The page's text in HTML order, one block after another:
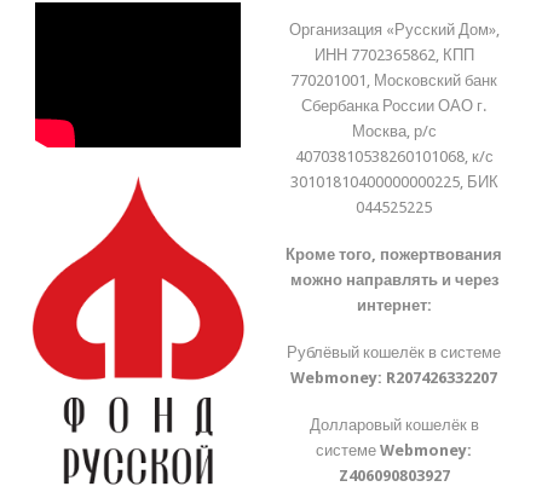
Организация «Русский Дом»,
ИНН 7702365862, КПП
770201001, Московский банк
Сбербанка России ОАО г.
Москва, р/с
40703810538260101068, к/с
30101810400000000225, БИК
044525225
Кроме того, пожертвования
можно направлять и через
интернет:
Рублёвый кошелёк в системе
Webmoney: R207426332207
Долларовый кошелёк в
системеWebmoney:
Z406090803927